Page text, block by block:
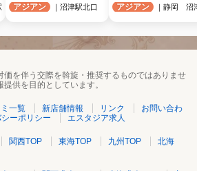
アジアン ｜沼津駅北口 アジアン ｜静岡 沼
価を伴う交際を斡旋・推奨するものではありませ
供を目的としています。
一覧 新店舗情報 リンク
お問い合わ
ーポリシー エスタジア求人
関西TOP 東海TOP 九州TOP
北海